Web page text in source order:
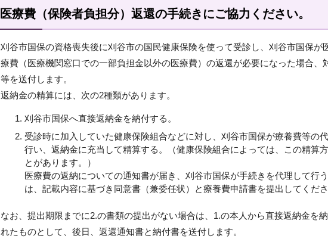
医療費（保険者負担分）返還の手続きにご協力ください。
刈谷市国保の資格喪失後に刈谷市の国民健康保険を使って受診し、刈谷市国保が
療費（医療機関窓口での一部負担金以外の医療費）の返還が必要になった場合、
等を送付します。
返納金の精算には、次の2種類があります。
刈谷市国保へ直接返納金を納付する。
受診時に加入していた健康保険組合などに対し、刈谷市国保が療養費等の
行い、返納金に充当して精算する。（健康保険組合によっては、この精算
とがあります。）
医療費の返納についての通知書が届き、刈谷市国保が手続きを代理して行
は、記載内容に基づき同意書（兼委任状）と療養費申請書を提出してくださ
なお、提出期限までに2.の書類の提出がない場合は、1.の本人から直接返納金を
れたものとして、後日、返還通知書と納付書を送付します。